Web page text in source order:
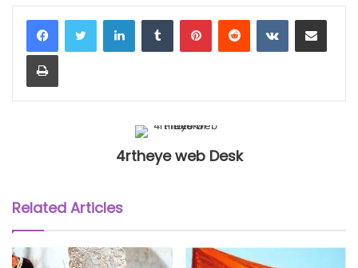
4rtheye web Desk
Related Articles